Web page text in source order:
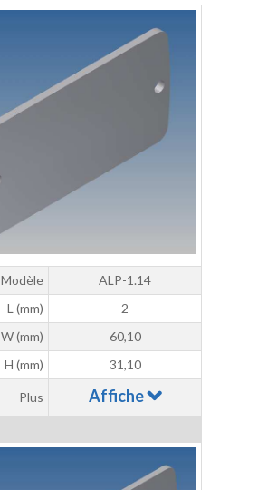
Modèle
ALP-1.14
L (mm)
2
W (mm)
60,10
H (mm)
31,10
Plus Affiche